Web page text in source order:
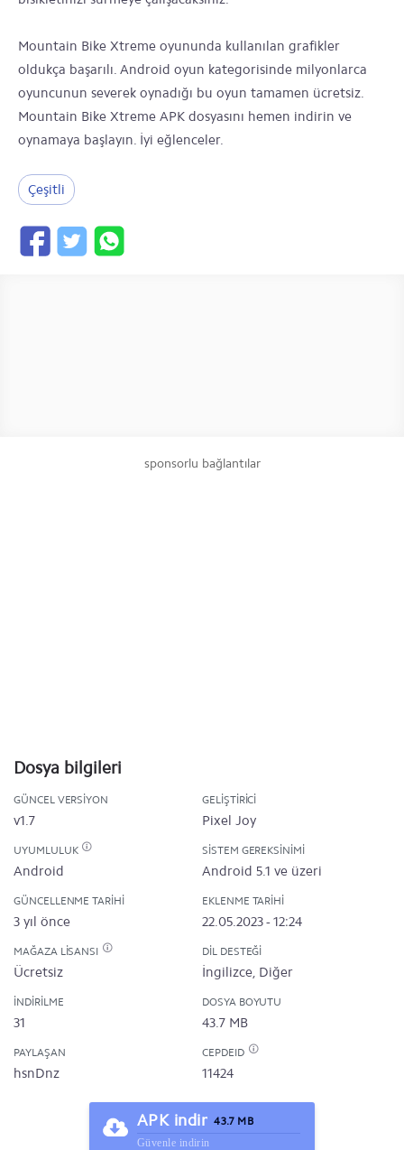
Mountain Bike Xtreme oyununda kullanılan grafikler
oldukça başarılı. Android oyun kategorisinde milyonlarca
oyuncunun severek oynadığı bu oyun tamamen ücretsiz.
Mountain Bike Xtreme APK dosyasını hemen indirin ve
oynamaya başlayın. İyi eğlenceler.
Çeşitli
sponsorlu bağlantılar
Dosya bilgileri
GÜNCEL VERSIYON
v1.7
GELIŞTIRICI
Pixel Joy
UYUMLULUK
Android
SISTEM GEREKSINIMI
Android 5.1 ve üzeri
GÜNCELLENME TARIHI
3 yıl önce
EKLENME TARIHI
22.05.2023 - 12:24
MAĞAZA LISANSI
Ücretsiz
DIL DESTEĞI
İngilizce, Diğer
İNDIRILME
31
DOSYA BOYUTU
43.7 MB
PAYLAŞAN
hsnDnz
CEPDEID
11424
APK indir 43.7 MB
Güvenle indirin